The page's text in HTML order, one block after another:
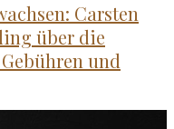
Carsten
über die
und